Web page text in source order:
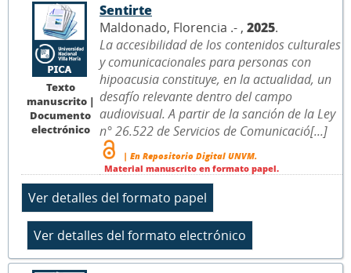
Texto
manuscrito |
Documento
electrónico
Sentirte
Maldonado, Florencia .- , 2025.
La accesibilidad de los contenidos culturales
y comunicacionales para personas con
hipoacusia constituye, en la actualidad, un
desafío relevante dentro del campo
audiovisual. A partir de la sanción de la Ley
n° 26.522 de Servicios de Comunicació[...]
| En Repositorio Digital UNVM.
Material manuscrito en formato papel.